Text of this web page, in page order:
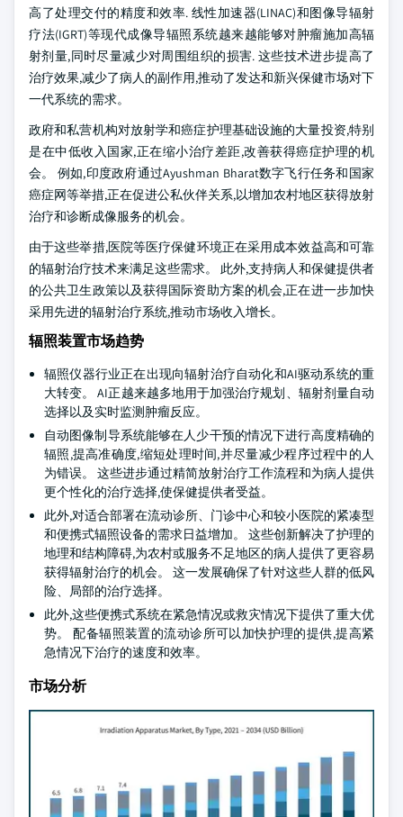
高了处理交付的精度和效率. 线性加速器(LINAC)和图像导辐射
疗法(IGRT)等现代成像导辐照系统越来越能够对肿瘤施加高辐
射剂量,同时尽量减少对周围组织的损害. 这些技术进步提高了
治疗效果,减少了病人的副作用,推动了发达和新兴保健市场对下
一代系统的需求。
政府和私营机构对放射学和癌症护理基础设施的大量投资,特别
是在中低收入国家,正在缩小治疗差距,改善获得癌症护理的机
会。 例如,印度政府通过Ayushman Bharat数字飞行任务和国家
癌症网等举措,正在促进公私伙伴关系,以增加农村地区获得放射
治疗和诊断成像服务的机会。
由于这些举措,医院等医疗保健环境正在采用成本效益高和可靠
的辐射治疗技术来满足这些需求。 此外,支持病人和保健提供者
的公共卫生政策以及获得国际资助方案的机会,正在进一步加快
采用先进的辐射治疗系统,推动市场收入增长。
辐照装置市场趋势
辐照仪器行业正在出现向辐射治疗自动化和AI驱动系统的重
大转变。 AI正越来越多地用于加强治疗规划、辐射剂量自动
选择以及实时监测肿瘤反应。
自动图像制导系统能够在人少干预的情况下进行高度精确的
辐照,提高准确度,缩短处理时间,并尽量减少程序过程中的人
为错误。 这些进步通过精简放射治疗工作流程和为病人提供
更个性化的治疗选择,使保健提供者受益。
此外,对适合部署在流动诊所、门诊中心和较小医院的紧凑型
和便携式辐照设备的需求日益增加。 这些创新解决了护理的
地理和结构障碍,为农村或服务不足地区的病人提供了更容易
获得辐射治疗的机会。 这一发展确保了针对这些人群的低风
险、局部的治疗选择。
此外,这些便携式系统在紧急情况或救灾情况下提供了重大优
势。 配备辐照装置的流动诊所可以加快护理的提供,提高紧
急情况下治疗的速度和效率。
市场分析